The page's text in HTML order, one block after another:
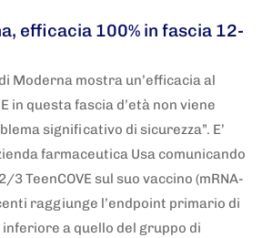
efficacia 100% in fascia 12-
Moderna mostra un’efficacia al
in questa fascia d’età non viene
significativo di sicurezza”. E’
farmaceutica Usa comunicando
3 TeenCOVE sul suo vaccino (mRNA-
raggiunge l’endpoint primario di
a quello del gruppo di